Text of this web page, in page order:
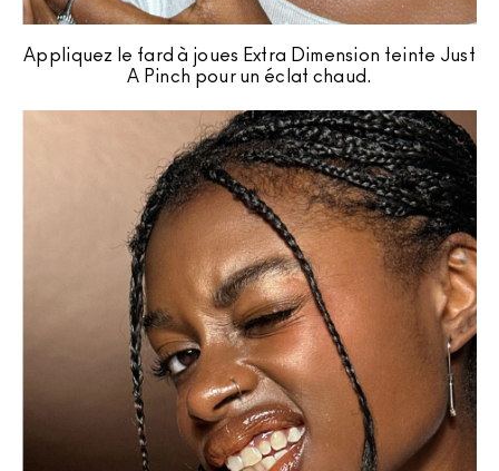
Appliquez le fard à joues Extra Dimension teinte Just
A Pinch pour un éclat chaud.